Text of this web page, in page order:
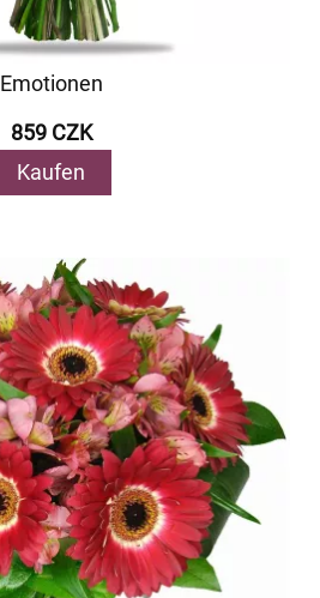
Emotionen
859 CZK
Kaufen